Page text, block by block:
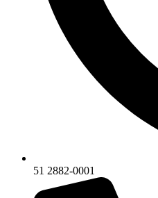
51 2882-0001